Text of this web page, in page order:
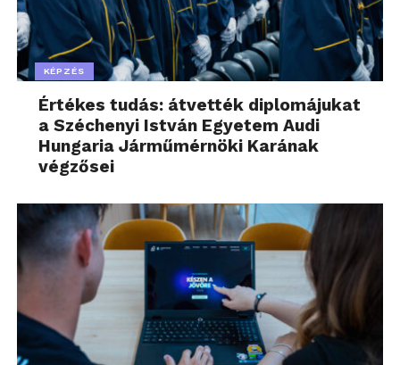
KÉPZÉS
Értékes tudás: átvették diplomájukat
a Széchenyi István Egyetem Audi
Hungaria Járműmérnöki Karának
végzősei